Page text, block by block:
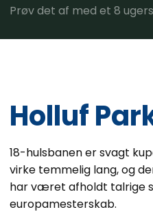
Prøv det af med et 8
​Holluf
18-hulsbanen er svagt
virke temmelig lang, og
har været afholdt talrige
europamesterskab.